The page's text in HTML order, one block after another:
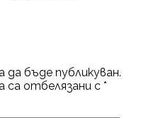
бъде публикуван.
отбелязани с *